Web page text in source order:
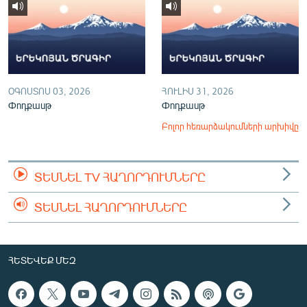
ՕԳՈՍՏՈՍ 03, 2026
Փոդքասթ
ՀՈՒԼԻՍ 31, 2026
Փոդքասթ
Բոլոր հեռարձակումների արխիվը
ՏԵՍՆԵԼ TV ՀԱՂՈՐԴՈՒՄՆԵՐԸ
ՏԵՍՆԵԼ ՀԱՂՈՐԴՈՒՄՆԵՐԸ
ՀԵՏԵՎԵՔ ՄԵԶ